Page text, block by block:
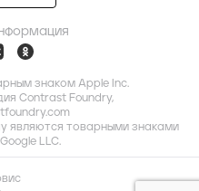
знаком Apple Inc.
Contrast Foundry,
являются товарными знаками
LLC.